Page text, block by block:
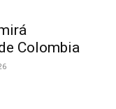
Colombia